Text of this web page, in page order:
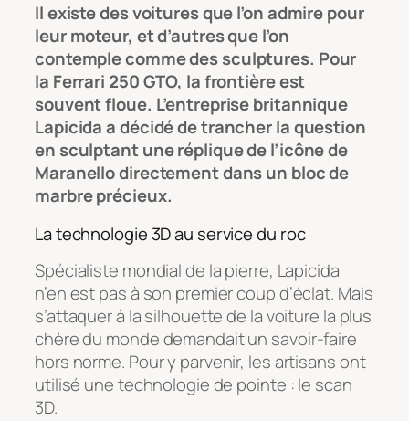
Il existe des voitures que l’on admire pour
leur moteur, et d’autres que l’on
contemple comme des sculptures. Pour
la Ferrari 250 GTO, la frontière est
souvent floue. L’entreprise britannique
Lapicida a décidé de trancher la question
en sculptant une réplique de l’icône de
Maranello directement dans un bloc de
marbre précieux.
La technologie 3D au service du roc
Spécialiste mondial de la pierre, Lapicida
n’en est pas à son premier coup d’éclat. Mais
s’attaquer à la silhouette de la voiture la plus
chère du monde demandait un savoir-faire
hors norme. Pour y parvenir, les artisans ont
utilisé une technologie de pointe : le scan
3D.